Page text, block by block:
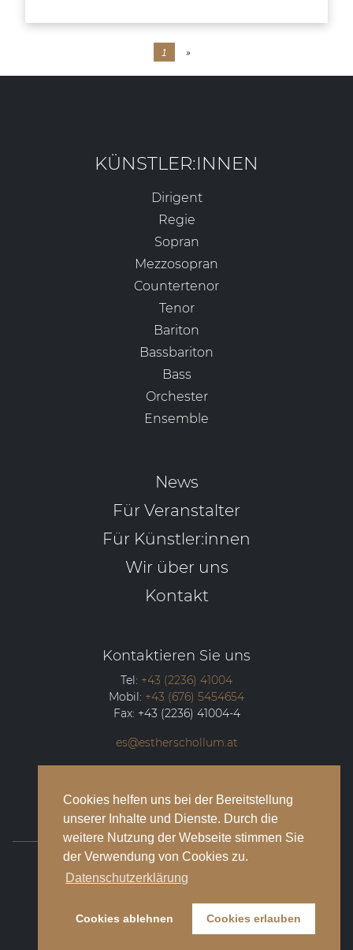
Cookies helfen uns bei der Bereitstellung
unserer Inhalte und Dienste. Durch die
weitere Nutzung der Webseite stimmen Sie
der Verwendung von Cookies zu.
Datenschutzerklärung
Cookies ablehnen Cookies erlauben
1 »
KÜNSTLER:INNEN
Dirigent
Regie
Sopran
Mezzosopran
Countertenor
Tenor
Bariton
Bassbariton
Bass
Orchester
Ensemble
News
Für Veranstalter
Für Künstler:innen
Wir über uns
Kontakt
Kontaktieren Sie uns
Tel: +43 (2236) 41004
Mobil: +43 (676) 5454654
Fax: +43 (2236) 41004-4
es@estherschollum.at
2340 Mödling
Impressum
Datenschutzbestimmungen